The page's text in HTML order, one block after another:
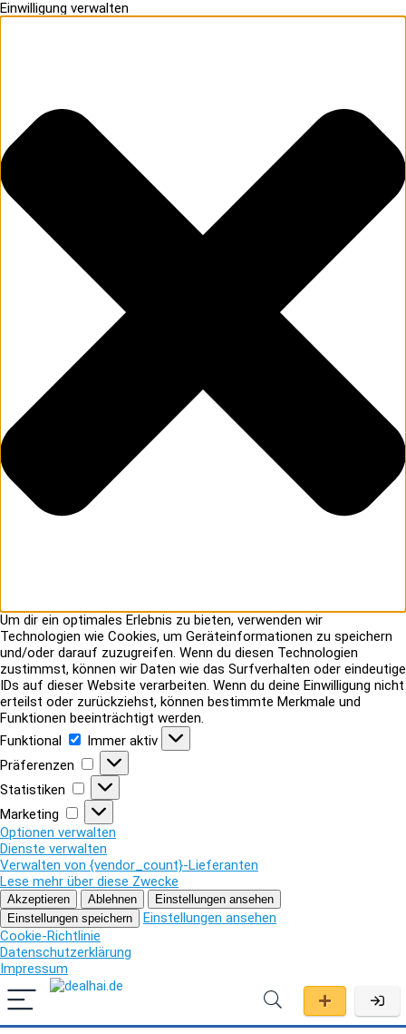
Einwilligung verwalten
Um dir ein optimales Erlebnis zu bieten, verwenden wir
Technologien wie Cookies, um Geräteinformationen zu speichern
und/oder darauf zuzugreifen. Wenn du diesen Technologien
zustimmst, können wir Daten wie das Surfverhalten oder eindeutige
IDs auf dieser Website verarbeiten. Wenn du deine Einwilligung nicht
erteilst oder zurückziehst, können bestimmte Merkmale und
Funktionen beeinträchtigt werden.
Funktional
Funktional
Immer aktiv
Präferenzen
Präferenzen
Statistiken
Statistiken
Marketing
Marketing
Optionen verwalten
Dienste verwalten
Verwalten von {vendor_count}-Lieferanten
Lese mehr über diese Zwecke
Akzeptieren Ablehnen
Einstellungen ansehen
Einstellungen speichern
Einstellungen ansehen
Cookie-Richtlinie
Datenschutzerklärung
Impressum